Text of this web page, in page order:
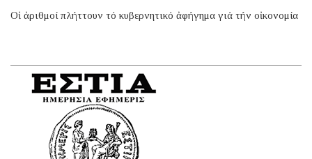
Οἱ ἀριθμοί πλήττουν τό κυβερνητικό ἀφήγημα γιά τήν οἰκονομία